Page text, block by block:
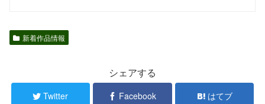
新着作品情報
シェアする
Twitter Facebook はてブ